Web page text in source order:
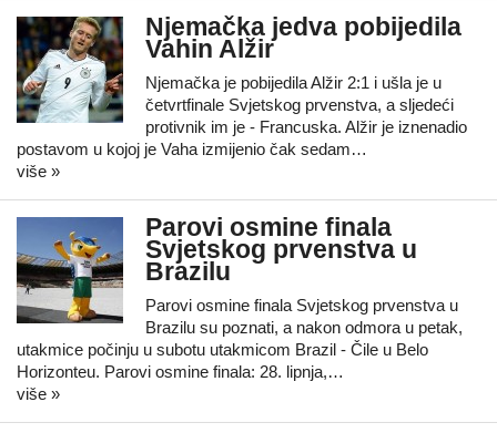
Njemačka jedva pobijedila
Vahin Alžir
Njemačka je pobijedila Alžir 2:1 i ušla je u
četvrtfinale Svjetskog prvenstva, a sljedeći
protivnik im je - Francuska. Alžir je iznenadio
postavom u kojoj je Vaha izmijenio čak sedam…
više »
Parovi osmine finala
Svjetskog prvenstva u
Brazilu
Parovi osmine finala Svjetskog prvenstva u
Brazilu su poznati, a nakon odmora u petak,
utakmice počinju u subotu utakmicom Brazil - Čile u Belo
Horizonteu. Parovi osmine finala: 28. lipnja,…
više »